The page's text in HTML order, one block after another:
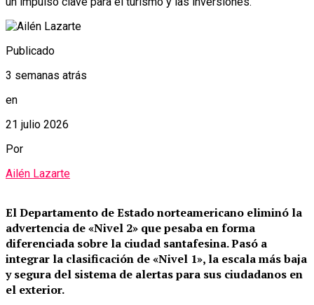
Publicado
3 semanas atrás
en
21 julio 2026
Por
Ailén Lazarte
El Departamento de Estado norteamericano eliminó la
advertencia de «Nivel 2» que pesaba en forma
diferenciada sobre la ciudad santafesina.Pasó a
integrar la clasificación de «Nivel 1», la escala más baja
y segura del sistema de alertas para sus ciudadanos en
el exterior.